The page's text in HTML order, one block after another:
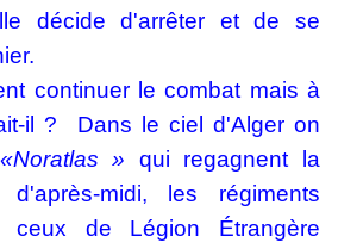
décide d'arrêter et de se
continuer le combat mais à
il ?
Dans le ciel d'Alger on
«Noratlas » qui regagnent la
midi, les régiments
ceux de Légion Étrangère